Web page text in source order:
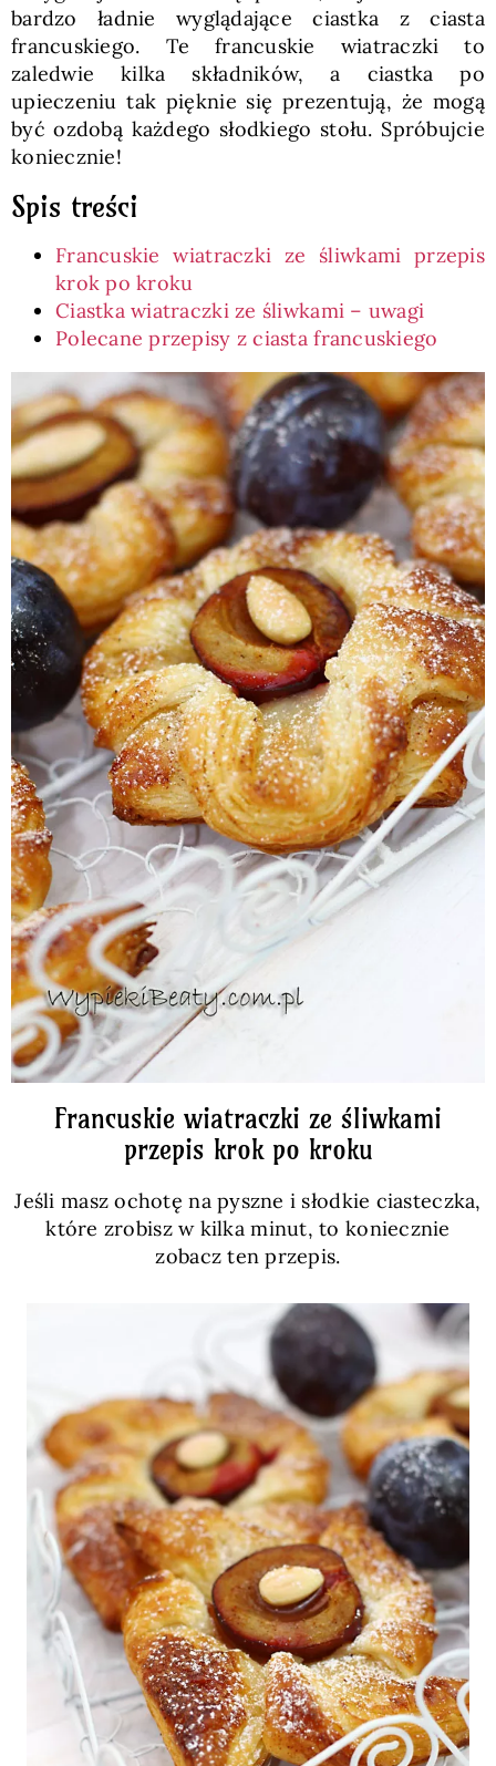
bardzo ładnie wyglądające ciastka z ciasta
francuskiego. Te francuskie wiatraczki to
zaledwie kilka składników, a ciastka po
upieczeniu tak pięknie się prezentują, że mogą
być ozdobą każdego słodkiego stołu. Spróbujcie
koniecznie!
Spis treści
Francuskie wiatraczki ze śliwkami przepis
krok po kroku
Ciastka wiatraczki ze śliwkami – uwagi
Polecane przepisy z ciasta francuskiego
Francuskie wiatraczki ze śliwkami
przepis krok po kroku
Jeśli masz ochotę na pyszne i słodkie ciasteczka,
które zrobisz w kilka minut, to koniecznie
zobacz ten przepis.